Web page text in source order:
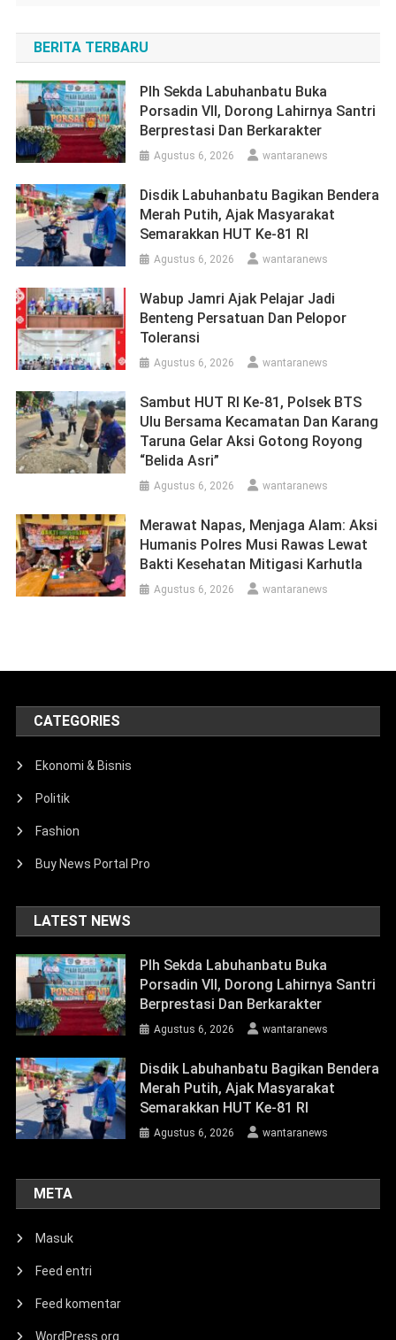
BERITA TERBARU
Plh Sekda Labuhanbatu Buka
Porsadin VII, Dorong Lahirnya Santri
Berprestasi Dan Berkarakter
Agustus 6, 2026 wantaranews
Disdik Labuhanbatu Bagikan Bendera
Merah Putih, Ajak Masyarakat
Semarakkan HUT Ke-81 RI
Agustus 6, 2026 wantaranews
Wabup Jamri Ajak Pelajar Jadi
Benteng Persatuan Dan Pelopor
Toleransi
Agustus 6, 2026 wantaranews
Sambut HUT RI Ke-81, Polsek BTS
Ulu Bersama Kecamatan Dan Karang
Taruna Gelar Aksi Gotong Royong
“Belida Asri”
Agustus 6, 2026 wantaranews
Merawat Napas, Menjaga Alam: Aksi
Humanis Polres Musi Rawas Lewat
Bakti Kesehatan Mitigasi Karhutla
Agustus 6, 2026 wantaranews
CATEGORIES
Ekonomi & Bisnis
Politik
Fashion
Buy News Portal Pro
LATEST NEWS
Plh Sekda Labuhanbatu Buka
Porsadin VII, Dorong Lahirnya Santri
Berprestasi Dan Berkarakter
Agustus 6, 2026 wantaranews
Disdik Labuhanbatu Bagikan Bendera
Merah Putih, Ajak Masyarakat
Semarakkan HUT Ke-81 RI
Agustus 6, 2026 wantaranews
META
Masuk
Feed entri
Feed komentar
WordPress.org